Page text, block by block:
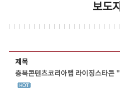
보도
제목
충북콘텐츠코리아랩 라이징스타콘